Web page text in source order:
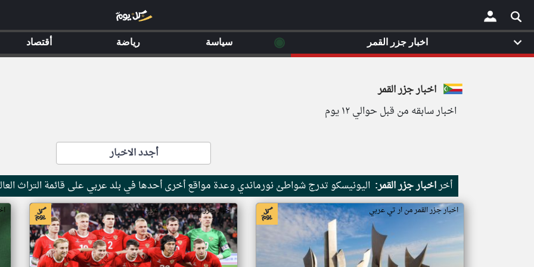
×
اخبار جزر القمر
اخبار سابقه من قبل حوالي ١٢ يوم
أجدد الاخبار
أخراخبار جزر القمر: اليونيسكو تدرج شواطئ نورماندي وعدة مواقع أخرى أحدها في بلد عربي على قائمة التراث
اخبار جزر القمر من ار تي عربي اخبار جزر القمر من ار تي عربي
اخبار جزر القمر ◉ سياسة رياضة أقتصاد